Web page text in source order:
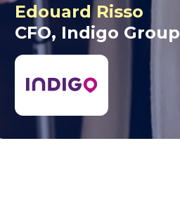
Edouard Risso
CFO, Indigo Group